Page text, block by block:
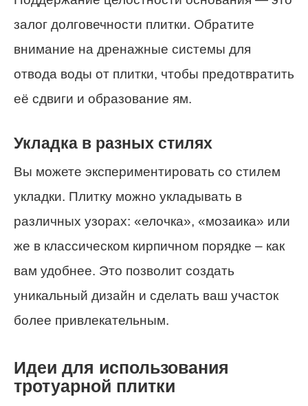
залог долговечности плитки. Обратите
внимание на дренажные системы для
отвода воды от плитки, чтобы предотвратить
её сдвиги и образование ям.
Укладка в разных стилях
Вы можете экспериментировать со стилем
укладки. Плитку можно укладывать в
различных узорах: «елочка», «мозаика» или
же в классическом кирпичном порядке – как
вам удобнее. Это позволит создать
уникальный дизайн и сделать ваш участок
более привлекательным.
Идеи для использования
тротуарной плитки